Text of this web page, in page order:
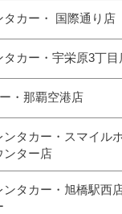
タカー・ 国際通り店
タカー・宇栄原3丁目
・那覇空港店
ンタカー・スマイル
ンター店
ンタカー・旭橋駅